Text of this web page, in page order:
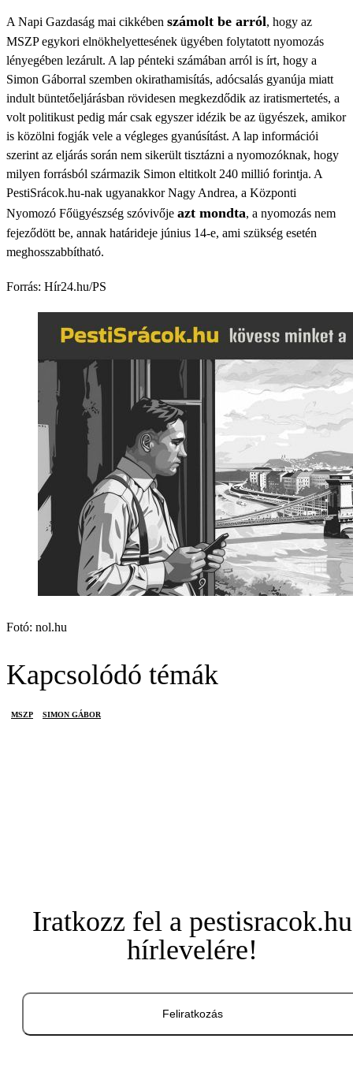
A Napi Gazdaság mai cikkében számolt be arról, hogy az
MSZP egykori elnökhelyettesének ügyében folytatott nyomozás
lényegében lezárult. A lap pénteki számában arról is írt, hogy a
Simon Gáborral szemben okirathamisítás, adócsalás gyanúja miatt
indult büntetőeljárásban rövidesen megkezdődik az iratismertetés, a
volt politikust pedig már csak egyszer idézik be az ügyészek, amikor
is közölni fogják vele a végleges gyanúsítást. A lap információi
szerint az eljárás során nem sikerült tisztázni a nyomozóknak, hogy
milyen forrásból származik Simon eltitkolt 240 millió forintja. A
PestiSrácok.hu-nak ugyanakkor Nagy Andrea, a Központi
Nyomozó Főügyészség szóvivője azt mondta, a nyomozás nem
fejeződött be, annak határideje június 14-e, ami szükség esetén
meghosszabbítható.
Forrás: Hír24.hu/PS
Fotó: nol.hu
Kapcsolódó témák
MSZP SIMON GÁBOR
Iratkozz fel a pestisracok.hu
hírlevelére!
Feliratkozás